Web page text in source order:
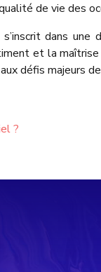
de vie des
dans
et la
défis
?